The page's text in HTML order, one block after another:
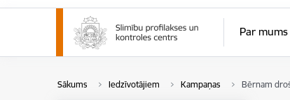
Par mums
Pērtiķu
Sākums Iedzīvotājiem Kampaņas Bērnam